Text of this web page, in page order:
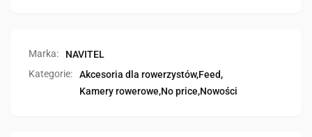
Marka:
NAVITEL
Kategorie:
Akcesoria dla rowerzystów,Feed,
Kamery rowerowe,No price,Nowości